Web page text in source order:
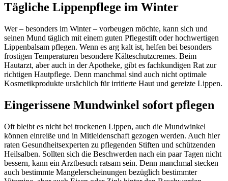
Tägliche Lippenpflege im Winter
Wer – besonders im Winter – vorbeugen möchte, kann sich und
seinen Mund täglich mit einem guten Pflegestift oder hochwertigen
Lippenbalsam pflegen. Wenn es arg kalt ist, helfen bei besonders
frostigen Temperaturen besondere Kälteschutzcremes. Beim
Hautarzt, aber auch in der Apotheke, gibt es fachkundigen Rat zur
richtigen Hautpflege. Denn manchmal sind auch nicht optimale
Kosmetikprodukte ursächlich für irritierte Haut und gereizte Lippen.
Eingerissene Mundwinkel sofort pflegen
Oft bleibt es nicht bei trockenen Lippen, auch die Mundwinkel
können einreiße und in Mitleidenschaft gezogen werden. Auch hier
raten Gesundheitsexperten zu pflegenden Stiften und schützenden
Heilsalben. Sollten sich die Beschwerden nach ein paar Tagen nicht
bessern, kann ein Arztbesuch ratsam sein. Denn manchmal stecken
auch bestimmte Mangelerscheinungen bezüglich bestimmter